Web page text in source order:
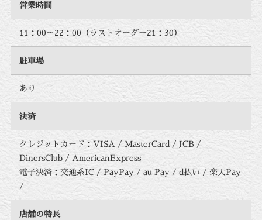
営業時間
11：00～22：00（ラストオーダー21：30）
駐車場
あり
決済
クレジットカード：VISA / MasterCard / JCB /
DinersClub / AmericanExpress
電子決済：交通系IC / PayPay / au Pay / d払い / 楽天Pay
/
店舗の特長